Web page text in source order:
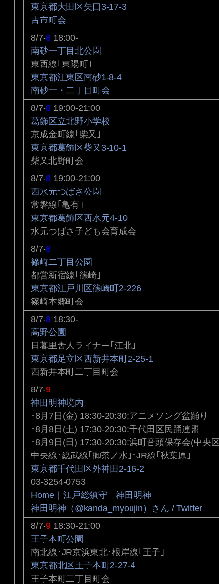
東京都大田区矢口3-17-3
古市町会
8/7-8 18:00-
南砂一丁目北公園
東西線｢東陽町｣
東京都江東区南砂1-8-4
南砂一・二丁目町会
8/7-8 19:00-21:00
葛飾区立北野小学校
京成金町線｢柴又｣
東京都葛飾区柴又3-10-1
柴又北野町会
8/7-8 19:00-21:00
西水元つばさ公園
常磐線｢亀有｣
東京都葛飾区西水元4-10
水元つばさ子ども会育成会
8/7-8
篠崎二丁目公園
都営新宿線｢篠崎｣
東京都江戸川区篠崎町2-226
篠崎本郷町会
8/7-8 18:30-
高野公園
日暮里舎人ライナー｢江北｣
東京都足立区西新井本町2-25-1
西新井本町二丁目町会
8/7-9
神田明神境内
･8月7日(金) 18:30-20:30:アニメソング盆踊り
･8月8日(土) 17:30-20:30:千代田区民踊連盟
･8月9日(日) 17:30-20:30:浜町音頭保存会(中央
中央線･総武線｢御茶ノ水｣･JR線｢秋葉原｣
東京都千代田区外神田2-16-2
03-3254-0753
Home｜江戸総鎮守 神田明神
神田明神（@kanda_myoujin）さん / Twitter
8/7-9 18:30-21:00
王子本町公園
南北線･JR京浜東北･根岸線｢王子｣
東京都北区王子本町2-27-4
王子本町二丁目町会